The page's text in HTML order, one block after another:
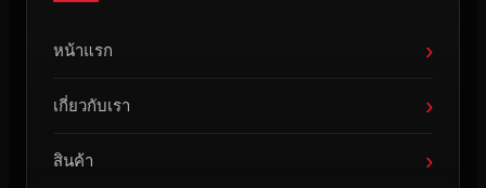
หน้าแรก ›
เกี่ยวกับเรา ›
สินค้า ›